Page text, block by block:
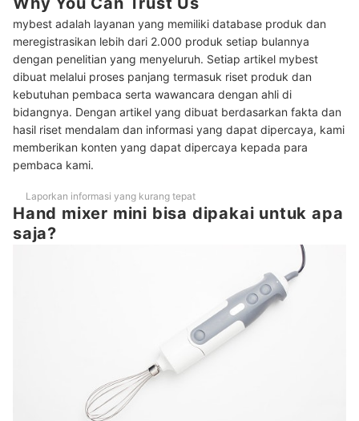
Baca juga rekomendasi cetakan kue di sini
mybest adalah layanan yang memiliki database produk dan
meregistrasikan lebih dari 2.000 produk setiap bulannya
dengan penelitian yang menyeluruh. Setiap artikel mybest
dibuat melalui proses panjang termasuk riset produk dan
kebutuhan pembaca serta wawancara dengan ahli di
bidangnya. Dengan artikel yang dibuat berdasarkan fakta dan
hasil riset mendalam dan informasi yang dapat dipercaya, kami
memberikan konten yang dapat dipercaya kepada para
pembaca kami.
Laporkan informasi yang kurang tepat
Hand mixer mini bisa dipakai untuk apa
saja?